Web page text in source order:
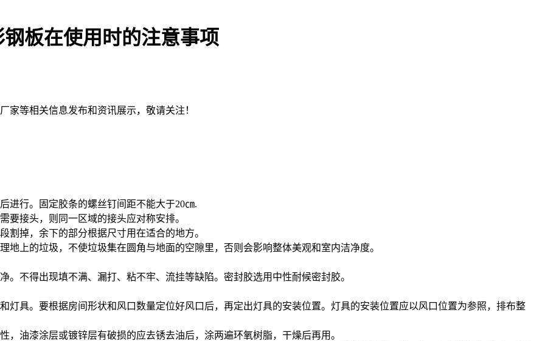
板在使用时的注意事项
家等相关信息发布和资讯展示，敬请关注！
行。固定胶条的螺丝钉间距不能大于20㎝.
接头，则同一区域的接头应对称安排。
掉，余下的部分根据尺寸用在适合的地方。
上的垃圾，不使垃圾集在圆角与地面的空隙里，否则会影响整体美观和室内洁净度。
不得出现填不满、漏打、粘不牢、流挂等缺陷。密封胶选用中性耐候密封胶。
具。要根据房间形状和风口数量定位好风口后，再定出灯具的安装位置。灯具的安装位置应以风口位置为参照，排布整
油漆涂层或镀锌层有破损的应去锈去油后，涂两遍环氧树脂，干燥后再用。